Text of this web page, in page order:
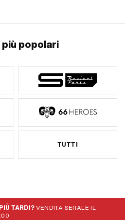
popolari
TUTTI
TARDI?VENDITA SERALE IL